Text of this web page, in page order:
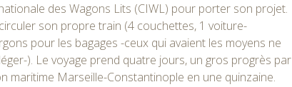
des Wagons Lits (CIWL) pour porter son projet.
son propre train (4 couchettes, 1 voiture-
pour les bagages -ceux qui avaient les moyens ne
). Le voyage prend quatre jours, un gros progrès par
maritime Marseille-Constantinople en une quinzaine.